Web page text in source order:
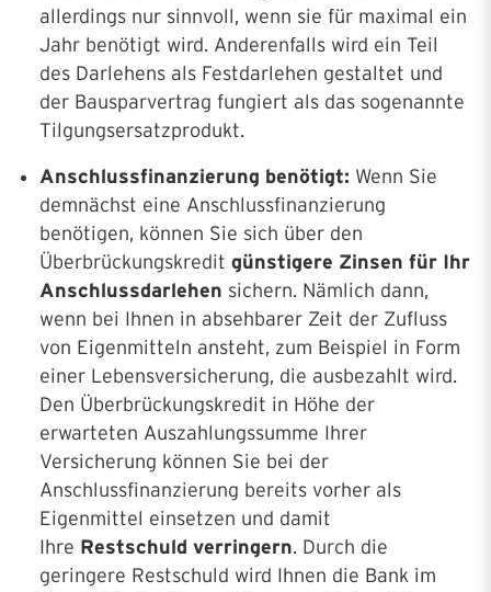
allerdings nur sinnvoll, wenn sie für maximal ein
Jahr benötigt wird. Anderenfalls wird ein Teil
des Darlehens als Festdarlehen gestaltet und
der Bausparvertrag fungiert als das sogenannte
Tilgungsersatzprodukt.
Anschlussfinanzierung benötigt: Wenn Sie
demnächst eine Anschlussfinanzierung
benötigen, können Sie sich über den
Überbrückungskredit günstigere Zinsen für Ihr
Anschlussdarlehen sichern. Nämlich dann,
wenn bei Ihnen in absehbarer Zeit der Zufluss
von Eigenmitteln ansteht, zum Beispiel in Form
einer Lebensversicherung, die ausbezahlt wird.
Den Überbrückungskredit in Höhe der
erwarteten Auszahlungssumme Ihrer
Versicherung können Sie bei der
Anschlussfinanzierung bereits vorher als
Eigenmittel einsetzen und damit
Ihre Restschuld verringern. Durch die
geringere Restschuld wird Ihnen die Bank im